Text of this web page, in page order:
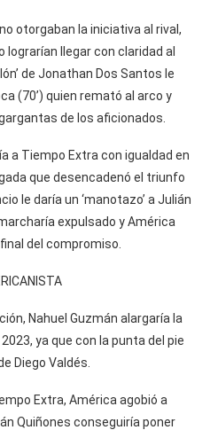
otorgaban la iniciativa al rival,
llegar con claridad al
de Jonathan Dos Santos le
(70’) quien remató al arco y
de los aficionados.
a Tiempo Extra con igualdad en
que desencadenó el triunfo
le daría un ‘manotazo’ a Julián
expulsado y América
del compromiso.
Nahuel Guzmán alargaría la
ya que con la punta del pie
Diego Valdés.
Extra, América agobió a
Quiñones conseguiría poner